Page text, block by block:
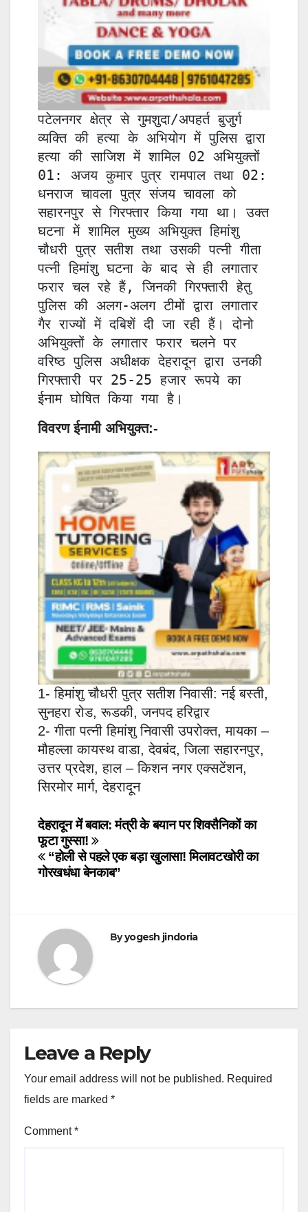
पटेलनगर क्षेत्र से गुमशुदा/अपहर्त बुजुर्ग
व्यक्ति की हत्या के अभियोग में पुलिस द्वारा
हत्या की साजिश में शामिल 02 अभियुक्तों
01: अजय कुमार पुत्र रामपाल तथा 02:
धनराज चावला पुत्र संजय चावला को
सहारनपुर से गिरफ्तार किया गया था। उक्त
घटना में शामिल मुख्य अभियुक्त हिमांशु
चौधरी पुत्र सतीश तथा उसकी पत्नी गीता
पत्नी हिमांशु घटना के बाद से ही लगातार
फरार चल रहे हैं, जिनकी गिरफ्तारी हेतु
पुलिस की अलग-अलग टीमों द्वारा लगातार
गैर राज्यों में दबिशें दी जा रही हैं। दोनो
अभियुक्तों के लगातार फरार चलने पर
वरिष्ठ पुलिस अधीक्षक देहरादून द्वारा उनकी
गिरफ्तारी पर 25-25 हजार रूपये का
ईनाम घोषित किया गया है।
विवरण ईनामी अभियुक्त:-
1- हिमांशु चौधरी पुत्र सतीश निवासी: नई बस्ती,
सुनहरा रोड, रूडकी, जनपद हरिद्वार
2- गीता पत्नी हिमांशु निवासी उपरोक्त, मायका –
मौहल्ला कायस्थ वाडा, देवबंद, जिला सहारनपुर,
उत्तर प्रदेश, हाल – किशन नगर एक्सटेंशन,
सिरमोर मार्ग, देहरादून
Post
navigation
देहरादून में बवाल: मंत्री के बयान पर शिवसैनिकों का
फूटा गुस्सा!
“होली से पहले एक बड़ा खुलासा! मिलावटखोरी का
गोरखधंधा बेनकाब”
Byyogesh jindoria
Leave a Reply
Your email address will not be published. Required
fields are marked *
Comment*